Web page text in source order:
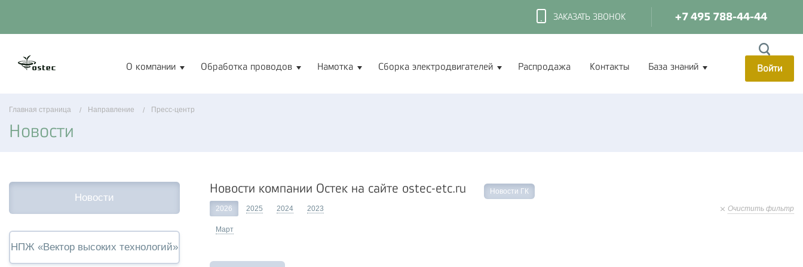
ЗАКАЗАТЬ ЗВОНОК +7 495 788-44-44
О компании Обработка проводов Намотка Сборка электродвигателей Распродажа Контакты База знаний Войти
Главная страница Направление Пресс-центр
Новости
Новости
НПЖ «Вектор высоких технологий»
Новости компании Остек на сайте ostec-etc.ru Новости ГК
Очистить фильтр
2026 2025 2024 2023
Март